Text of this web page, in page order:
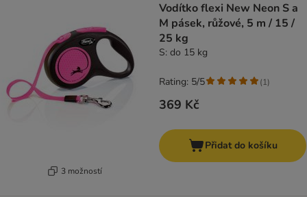
3 možností
Vodítko flexi New Neon S a
M pásek, růžové, 5 m / 15 /
25 kg
S: do 15 kg
369 Kč
Rating: 5/5 (1)
Přidat do košíku